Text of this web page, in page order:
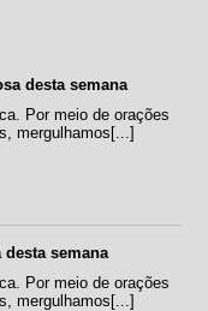
desta semana
Por meio de orações
mergulhamos[...]
semana
Por meio de orações
mergulhamos[...]